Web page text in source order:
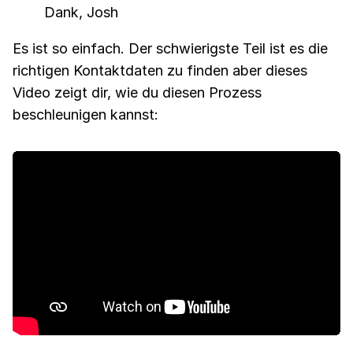
Dank, Josh
Es ist so einfach. Der schwierigste Teil ist es die
richtigen Kontaktdaten zu finden aber dieses
Video zeigt dir, wie du diesen Prozess
beschleunigen kannst: